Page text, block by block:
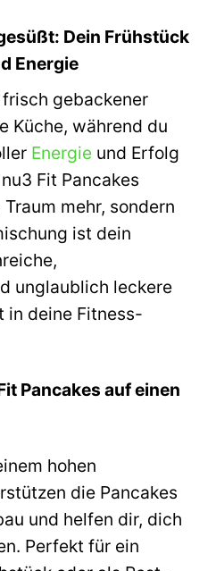
Dein Frühstück
Energie
gebackener
Küche, während du
Energie und Erfolg
Fit Pancakes
mehr, sondern
ist dein
unglaublich leckere
in deine Fitness-
Pancakes auf einen
hohen
die Pancakes
und helfen dir, dich
Perfekt für ein